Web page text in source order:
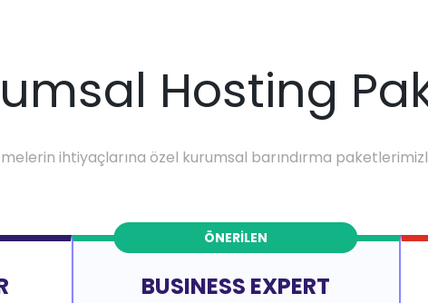
Hosting
ihtiyaçlarına özel kurumsal barındırma
ÖNERILEN
BUSINESS EXPERT